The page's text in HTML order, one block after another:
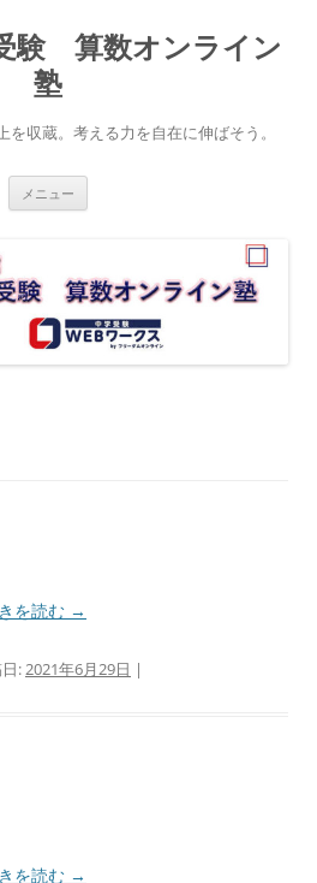
験 算数オンライン
塾
収蔵。考える力を自在に伸ばそう。
メニュー
を読む →
:2021年6月29日 |
を読む →